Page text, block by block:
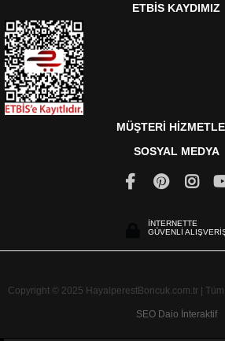
ETBİS KAYDIMIZ
MÜŞTERİ
SOSYAL MEDYA
İNTERNETTE
GÜVENLİ
Copyright © 2025 HayalperestBoncuk.com.tr | Tüm
SEO Daio İnteraktif